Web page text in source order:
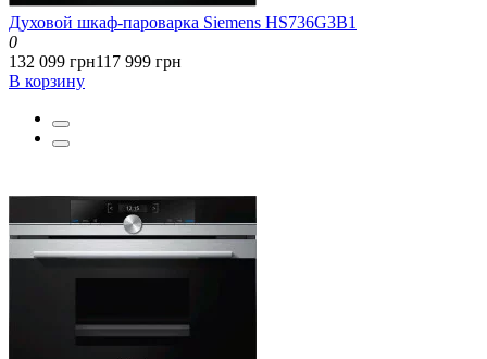
Духовой шкаф-пароварка Siemens HS736G3B1
0
132 099 грн117 999 грн
В корзину